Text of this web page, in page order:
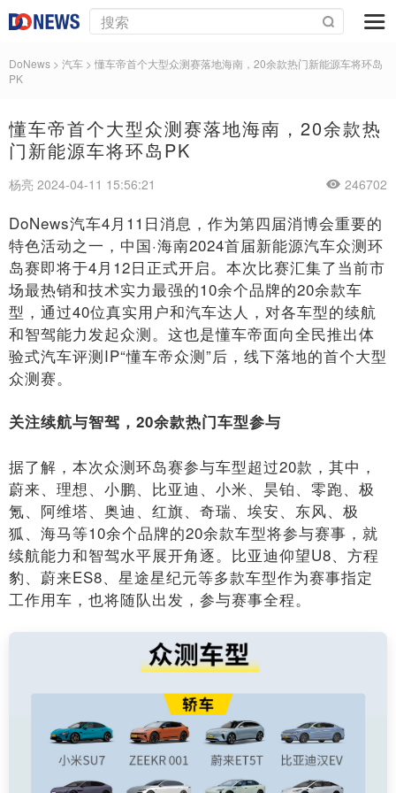
DoNews > 汽车 > 懂车帝首个大型众测赛落地海南，20余款热门新能源车将环岛
PK
懂车帝首个大型众测赛落地海南，20余款热
门新能源车将环岛PK
杨亮 2024-04-11 15:56:21 246702
DoNews汽车4月11日消息，作为第四届消博会重要的
特色活动之一，中国·海南2024首届新能源汽车众测环
岛赛即将于4月12日正式开启。本次比赛汇集了当前市
场最热销和技术实力最强的10余个品牌的20余款车
型，通过40位真实用户和汽车达人，对各车型的续航
和智驾能力发起众测。这也是懂车帝面向全民推出体
验式汽车评测IP“懂车帝众测”后，线下落地的首个大型
众测赛。
关注续航与智驾，20余款热门车型参与
据了解，本次众测环岛赛参与车型超过20款，其中，
蔚来、理想、小鹏、比亚迪、小米、昊铂、零跑、极
氪、阿维塔、奥迪、红旗、奇瑞、埃安、东风、极
狐、海马等10余个品牌的20余款车型将参与赛事，就
续航能力和智驾水平展开角逐。比亚迪仰望U8、方程
豹、蔚来ES8、星途星纪元等多款车型作为赛事指定
工作用车，也将随队出发，参与赛事全程。